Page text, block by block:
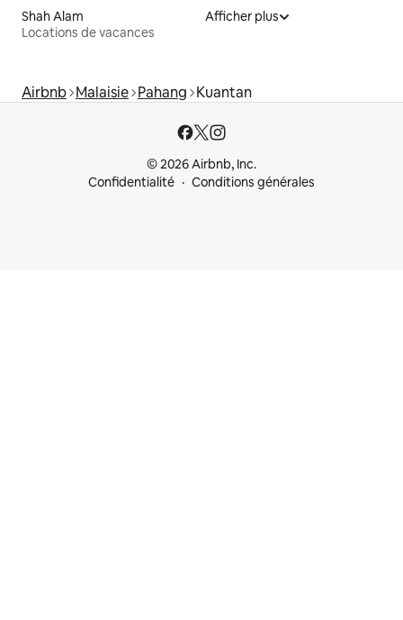
Shah Alam
Locations de vacances
Afficher plus
Airbnb Malaisie Pahang Kuantan
© 2026 Airbnb, Inc.
Confidentialité
Conditions générales